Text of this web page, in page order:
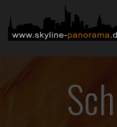
Inhalt
springen
SKYLINE-